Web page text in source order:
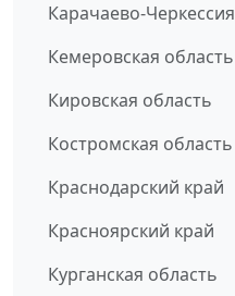
Карачаево-Черкессия
Кемеровская область
Кировская область
Костромская область
Краснодарский край
Красноярский край
Курганская область